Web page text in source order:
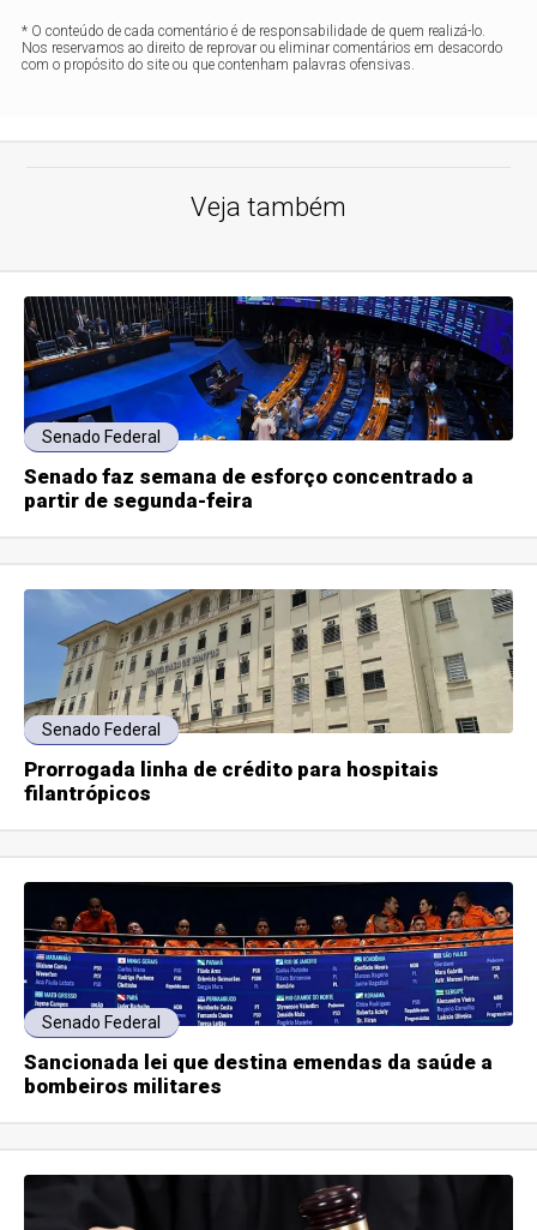
* O conteúdo de cada comentário é de responsabilidade de quem realizá-lo.
Nos reservamos ao direito de reprovar ou eliminar comentários em desacordo
com o propósito do site ou que contenham palavras ofensivas.
Veja também
Senado Federal
Senado faz semana de esforço concentrado a
partir de segunda-feira
Senado Federal
Prorrogada linha de crédito para hospitais
filantrópicos
Senado Federal
Sancionada lei que destina emendas da saúde a
bombeiros militares